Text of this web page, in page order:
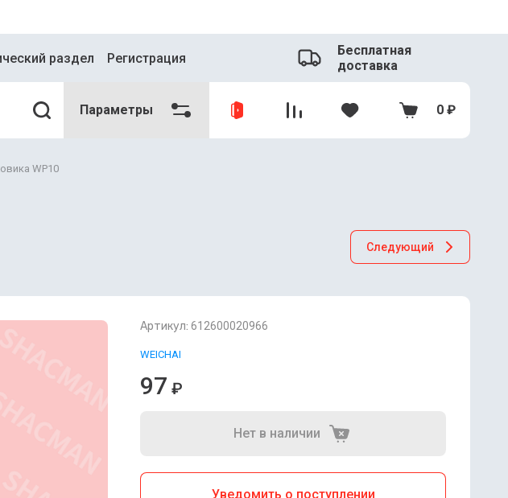
раздел Регистрация
Бесплатная
доставка
Параметры 0 ₽
WP10
Следующий
Артикул: 612600020966
WEICHAI
97 ₽
Нет в наличии
Уведомить о поступлении